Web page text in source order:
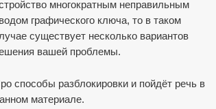
многократным неправильным
графического ключа, то в таком
существует несколько вариантов
вашей проблемы.
способы разблокировки и пойдёт речь в
материале.